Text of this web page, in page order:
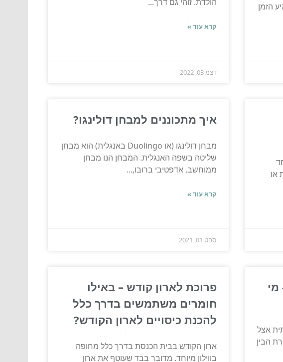
הזמן
קרא עוד »
דצמ 03, 2022
או
איך מתכוננים למבחן דולינגו?
מבחן דולינגו (או Duolingo באנגלית) הוא מבחן
שליטה בשפה האנגלית. המבחן הנו מבחן
ממוחשב, אדפטיבי ברובו,...
קרא עוד »
ספט 01, 2021
אצל
הבין
פרוכת לארון קודש – באילו
חומרים משתמשים בדרך כלל
להכנת כיסויים לארון הקודש?
ארון הקודש בבית הכנסת בדרך כלל מחופה
בווילון מיוחד. מדובר בבד שעוטף את ארון